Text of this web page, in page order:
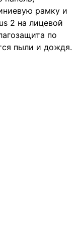
рамку и
2 на лицевой
по
пыли и дождя.